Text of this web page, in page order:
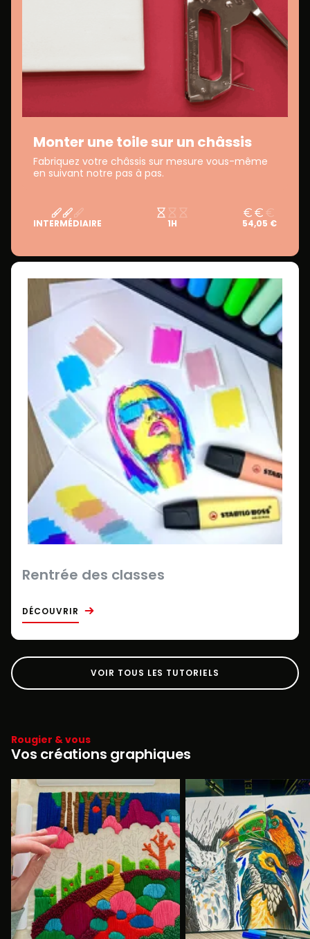
Monter une toile sur un châssis
Fabriquez votre châssis sur mesure vous-même
en suivant notre pas à pas.
INTERMÉDIAIRE 1H 54,05 €
Rentrée des classes
DÉCOUVRIR
VOIR TOUS LES TUTORIELS
Rougier & vous
Vos créations graphiques